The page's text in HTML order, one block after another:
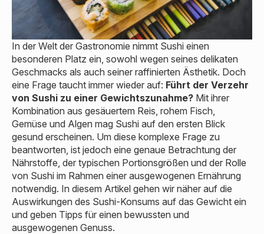
In der Welt der Gastronomie nimmt Sushi einen
besonderen Platz ein, sowohl wegen seines delikaten
Geschmacks als auch seiner raffinierten Ästhetik. Doch
eine Frage taucht immer wieder auf: Führt der Verzehr
von Sushi zu einer Gewichtszunahme? Mit ihrer
Kombination aus gesäuertem Reis, rohem Fisch,
Gemüse und Algen mag Sushi auf den ersten Blick
gesund erscheinen. Um diese komplexe Frage zu
beantworten, ist jedoch eine genaue Betrachtung der
Nährstoffe, der typischen Portionsgrößen und der Rolle
von Sushi im Rahmen einer ausgewogenen Ernährung
notwendig. In diesem Artikel gehen wir näher auf die
Auswirkungen des Sushi-Konsums auf das Gewicht ein
und geben Tipps für einen bewussten und
ausgewogenen Genuss.